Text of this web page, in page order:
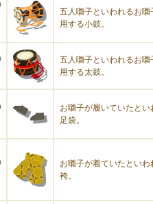
五人囃子といわれるお囃
用する小鼓。
五人囃子といわれるお囃
用する太鼓。
お囃子が履いていたとい
足袋。
お囃子が着ていたといわ
袴。